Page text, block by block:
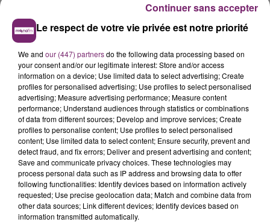
Le respect de votre vie privée est notre priorité
We and our (447) partnersdo the following data processing based on
your consent and/or our legitimate interest: Store and/or access
information on a device; Use limited data to select advertising; Create
profiles for personalised advertising; Use profiles to select personalised
advertising; Measure advertising performance; Measure content
performance; Understand audiences through statistics or combinations
of data from different sources; Develop and improve services; Create
profiles to personalise content; Use profiles to select personalised
content; Use limited data to select content; Ensure security, prevent and
detect fraud, and fix errors; Deliver and present advertising and content;
Save and communicate privacy choices. These technologies may
process personal data such as IP address and browsing data to offer
following functionalities: Identify devices based on information actively
requested; Use precise geolocation data; Match and combine data from
other data sources; Link different devices; Identify devices based on
information transmitted automatically.
Continuer sans accepter